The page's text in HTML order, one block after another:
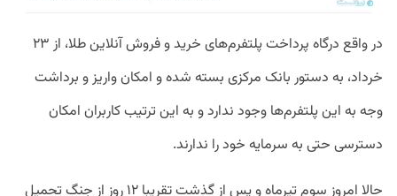
در واقع درگاه پرداخت پلتفرم‌های خرید و فروش آنلاین طلا، از ۲۳
خرداد، به دستور بانک مرکزی بسته شده و امکان واریز و برداشت
وجه به این پلتفرم‌ها وجود ندارد و به این ترتیب کاربران امکان
دسترسی حتی به سرمایه خود را ندارند.
حالا امروز سوم تیرماه و پس از گذشت تقریبا ۱۲ روز از جنگ تحمیل